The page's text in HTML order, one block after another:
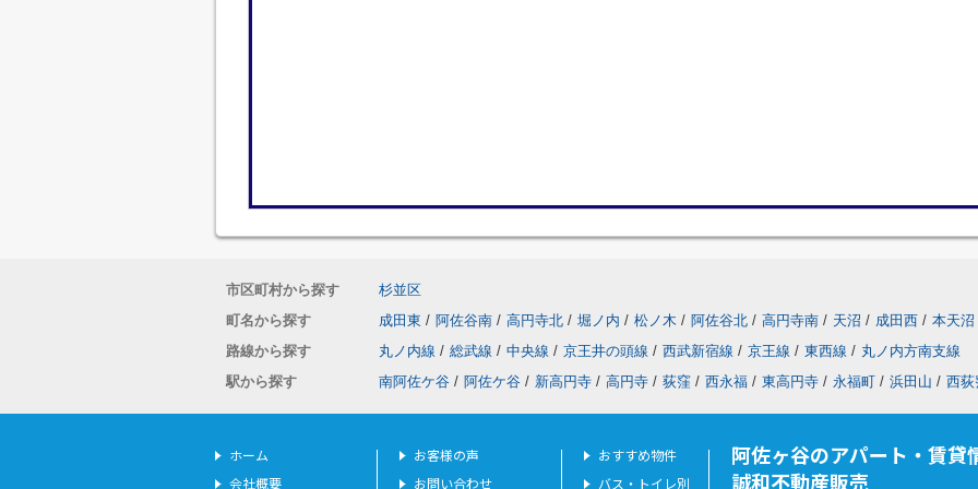
市区町村から探す
杉並区
町名から探す
成田東 / 阿佐谷南 / 高円寺北 / 堀ノ内 / 松ノ木 / 阿佐谷北 / 高円寺南 / 天沼 / 成田西 / 本天沼
路線から探す
丸ノ内線 / 総武線 / 中央線 / 京王井の頭線 / 西武新宿線 / 京王線 / 東西線 / 丸ノ内方南支線
駅から探す
南阿佐ケ谷 / 阿佐ケ谷 / 新高円寺 / 高円寺 / 荻窪 / 西永福 / 東高円寺 / 永福町 / 浜田山 / 西荻
ホーム
会社概要
お客様の声
お問い合わせ
おすすめ物件
バス・トイレ別
阿佐ヶ谷のアパート・賃貸
誠和不動産販売